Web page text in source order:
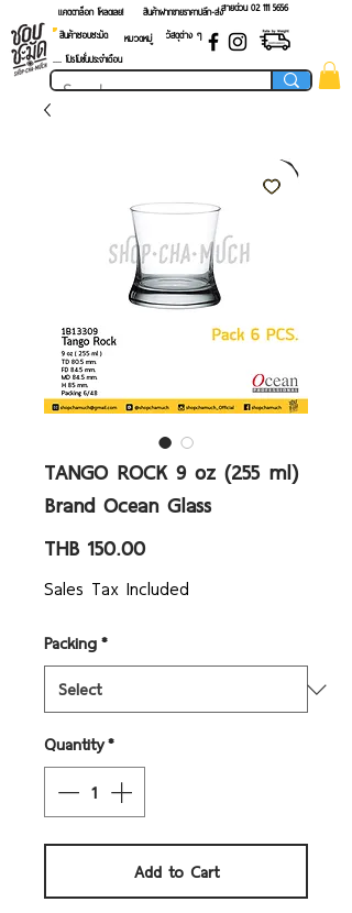
แคตตาล็อก โหลดเลย! สายด่วน 02 ​111 5656
สินค้าฝากขายราคาปลีก-ส่ง
สินค้าชอบชะมัด
หมวดหมู่
วัสดุต่าง ๆ
.... โปรโมชั่นประจำเดือน
TANGO ROCK 9 oz (255 ml)
Brand Ocean Glass
THB 150.00Price
Sales Tax Included
Packing*
Quantity*
Add to Cart